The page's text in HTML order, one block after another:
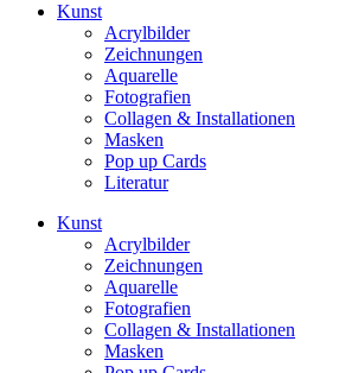
Kunst
Acrylbilder
Zeichnungen
Aquarelle
Fotografien
Collagen & Installationen
Masken
Pop up Cards
Literatur
Kunst
Acrylbilder
Zeichnungen
Aquarelle
Fotografien
Collagen & Installationen
Masken